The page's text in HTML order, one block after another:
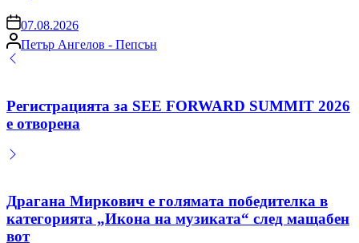
on07.08.2026
Posted
by
Петър Ангелов - Пепсън
Регистрацията за SEE FORWARD SUMMIT 2026
е отворена
Драгана Миркович е голямата победителка в
категорията „Икона на музиката“ след мащабен
вот